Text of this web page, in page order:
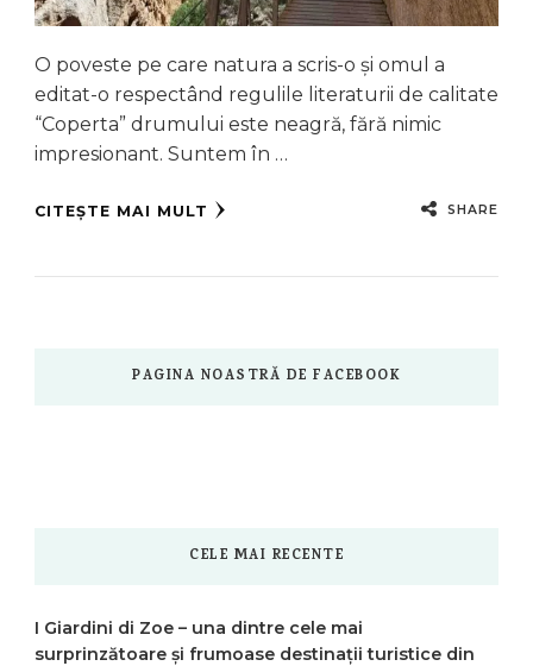
O poveste pe care natura a scris-o și omul a
editat-o respectând regulile literaturii de calitate
“Coperta” drumului este neagră, fără nimic
impresionant. Suntem în …
CITEȘTE MAI MULT SHARE
PAGINA NOASTRĂ DE FACEBOOK
CELE MAI RECENTE
I Giardini di Zoe – una dintre cele mai
surprinzătoare și frumoase destinații turistice din